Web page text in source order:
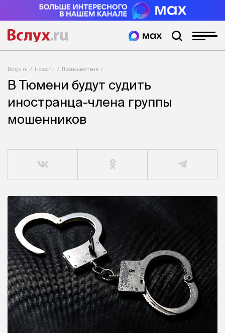
Вслух.ru Новости Происшествия
В Тюмени будут судить
иностранца-члена группы
мошенников